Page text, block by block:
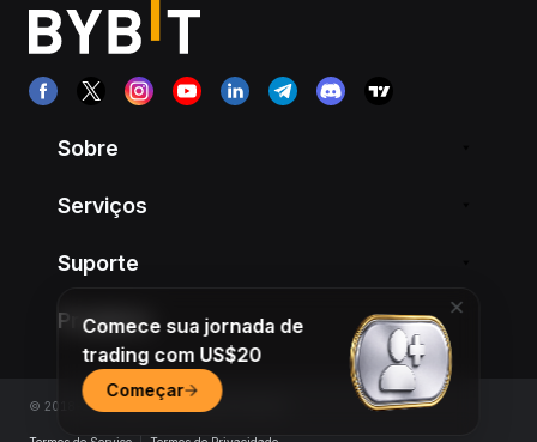
Sobre
Serviços
Suporte
Produtos
© 2018-2026 Bybit.com. All rights reserved.
Comece sua jornada de
trading com US$20
Começar